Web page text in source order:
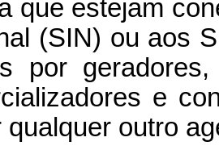
que estejam
(SIN) ou aos
por
e
qualquer outro